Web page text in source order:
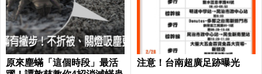
原來塵蟎「這個時段」最活
注意！台南超廣足跡曝光